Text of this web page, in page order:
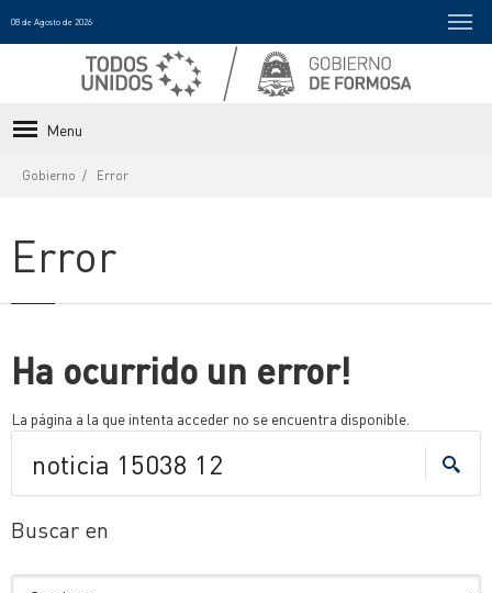
08 de Agosto de 2026
Menu
Gobierno Error
Error
Ha ocurrido un error!
La página a la que intenta acceder no se encuentra disponible.
Buscar en